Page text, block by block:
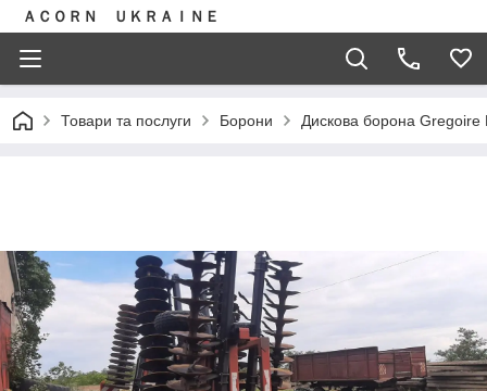
ＡＣＯＲＮ ＵＫＲＡＩＮＥ
Товари та послуги Борони Дискова борона Gregoire